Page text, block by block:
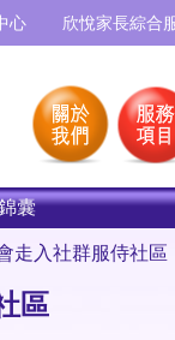
心 欣悅家長綜合
囊
走入社群服侍社區
區